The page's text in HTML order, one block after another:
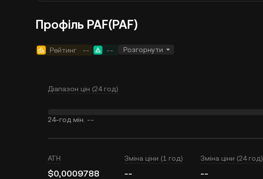
Профіль PAF(PAF)
Рейтинг -- -- Розгорнути
Діапазон цін (24 год)
24-год мін. --
ATH
$0,0009788
Зміна ціни (1 год)
--
Зміна ціни (24 год)
--